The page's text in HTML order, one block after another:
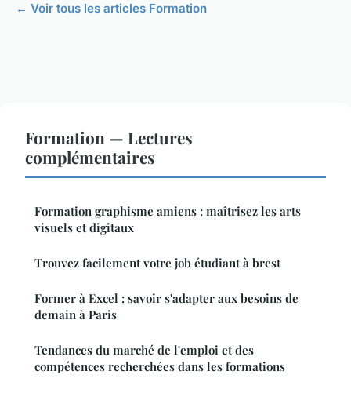
← Voir tous les articles Formation
Formation — Lectures
complémentaires
Formation graphisme amiens : maîtrisez les arts
visuels et digitaux
Trouvez facilement votre job étudiant à brest
Former à Excel : savoir s'adapter aux besoins de
demain à Paris
Tendances du marché de l'emploi et des
compétences recherchées dans les formations